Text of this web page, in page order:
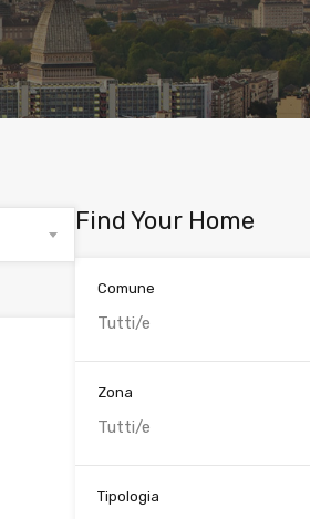
Find Your Home
Comune
Tutti/e
Zona
Tutti/e
Tipologia